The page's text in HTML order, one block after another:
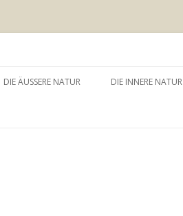
Inhalt
DIE ÄUSSERE NATUR DIE INNERE NATUR